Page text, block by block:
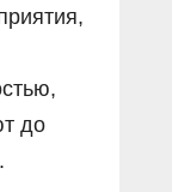
до